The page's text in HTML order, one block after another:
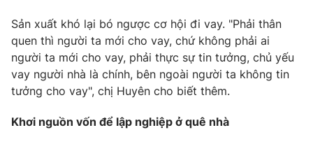
Cơ quan chủ quản: Đài Truyền hình Việt Nam
Cơ quan báo chí:Thời báo VTV
Giấy phép hoạt động báo in và báo điện tử số 483/GP-BTTTT
cấp ngày 29/12/2023
Phó Tổng Biên tập:
Nguyễn Thị Mỹ Hạnh, Phạm Quốc Thắng,
Sản xuất khó lại bó ngược cơ hội đi vay. "Phải thân
quen thì người ta mới cho vay, chứ không phải ai
người ta mới cho vay, phải thực sự tin tưởng, chủ yếu
vay người nhà là chính, bên ngoài người ta không tin
tưởng cho vay", chị Huyên cho biết thêm.
Khơi nguồn vốn để lập nghiệp ở quê nhà